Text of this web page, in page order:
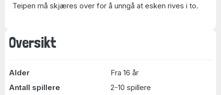
Oversikt
Alder
Fra 16 år
Antall spillere
2-10 spillere
Teipen må skjæres over for å unngå at esken rives i to.